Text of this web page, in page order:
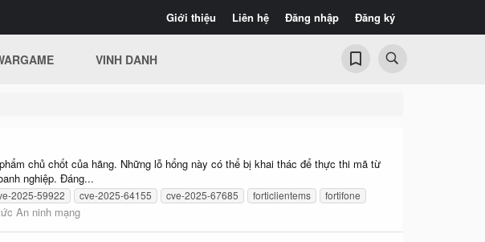
Giới thiệu Liên hệ Đăng nhập Đăng ký
VINH DANH
chủ chốt của hãng. Những lỗ hổng này có thể bị khai thác để thực thi mã từ
nghiệp. Đáng...
2025-59922 cve-2025-64155 cve-2025-67685 forticlientems
fortifone
An ninh mạng